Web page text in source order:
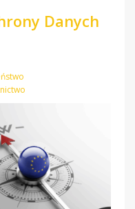
Danych